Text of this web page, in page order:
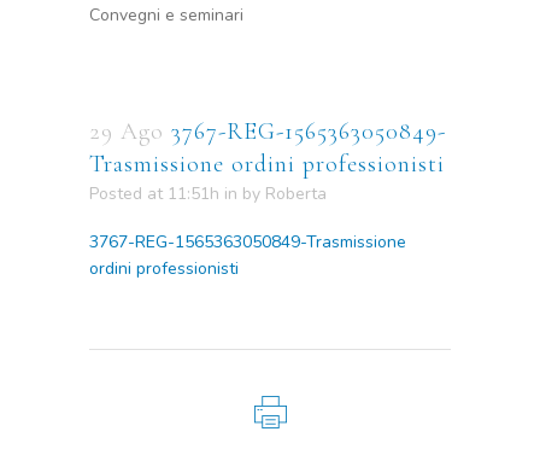
Convegni e seminari
29 Ago 3767-REG-1565363050849-
Trasmissione ordini professionisti
Posted at 11:51h in by Roberta
3767-REG-1565363050849-Trasmissione
ordini professionisti